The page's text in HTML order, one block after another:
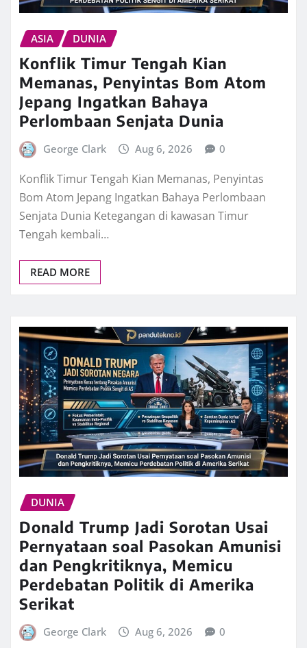
ASIA DUNIA
Konflik Timur Tengah Kian
Memanas, Penyintas Bom Atom
Jepang Ingatkan Bahaya
Perlombaan Senjata Dunia
George Clark Aug 6, 2026 0
Konflik Timur Tengah Kian Memanas, Penyintas
Bom Atom Jepang Ingatkan Bahaya Perlombaan
Senjata Dunia Ketegangan di kawasan Timur
Tengah kembali…
READ MORE
DUNIA
Donald Trump Jadi Sorotan Usai
Pernyataan soal Pasokan Amunisi
dan Pengkritiknya, Memicu
Perdebatan Politik di Amerika
Serikat
George Clark Aug 6, 2026 0